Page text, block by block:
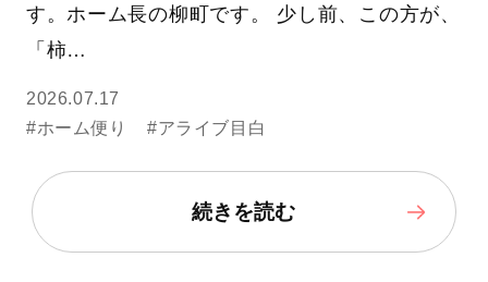
す。ホーム長の柳町です。 少し前、この方が、
「柿…
2026.07.17
#ホーム便り
#アライブ目白
続きを読む